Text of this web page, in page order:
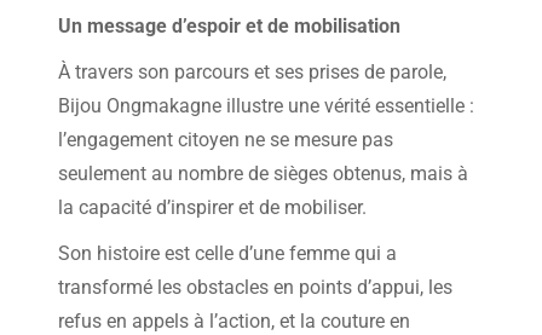
Un message d’espoir et de mobilisation
À travers son parcours et ses prises de parole,
Bijou Ongmakagne illustre une vérité essentielle :
l’engagement citoyen ne se mesure pas
seulement au nombre de sièges obtenus, mais à
la capacité d’inspirer et de mobiliser.
Son histoire est celle d’une femme qui a
transformé les obstacles en points d’appui, les
refus en appels à l’action, et la couture en